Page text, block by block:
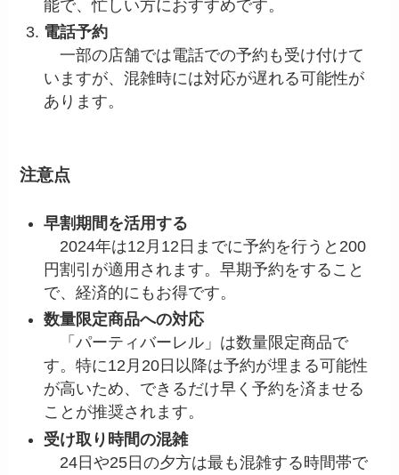
能で、忙しい方におすすめです。
電話予約
一部の店舗では電話での予約も受け付けて
いますが、混雑時には対応が遅れる可能性が
あります。
注意点
早割期間を活用する
2024年は12月12日までに予約を行うと200
円割引が適用されます。早期予約をすること
で、経済的にもお得です。
数量限定商品への対応
「パーティバーレル」は数量限定商品で
す。特に12月20日以降は予約が埋まる可能性
が高いため、できるだけ早く予約を済ませる
ことが推奨されます。
受け取り時間の混雑
24日や25日の夕方は最も混雑する時間帯で